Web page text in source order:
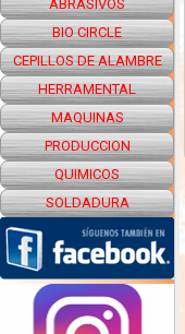
ABRASIVOS
BIO CIRCLE
CEPILLOS DE ALAMBRE
HERRAMENTAL
MAQUINAS
PRODUCCION
QUIMICOS
SOLDADURA